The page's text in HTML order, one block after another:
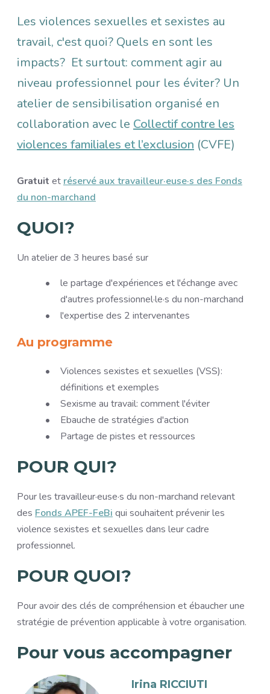
Les violences sexuelles et sexistes au
travail, c'est quoi? Quels en sont les
impacts? Et surtout: comment agir au
niveau professionnel pour les éviter? Un
atelier de sensibilisation organisé en
collaboration avec le Collectif contre les
violences familiales et l’exclusion (CVFE)
Gratuit et réservé aux travailleur·euse·s des Fonds
du non-marchand
QUOI?
Un atelier de 3 heures basé sur
le partage d'expériences et l'échange avec
d'autres professionnel·le·s du non-marchand
l'expertise des 2 intervenantes
Au programme
Violences sexistes et sexuelles (VSS):
définitions et exemples
Sexisme au travail: comment l'éviter
Ebauche de stratégies d'action
Partage de pistes et ressources
POUR QUI?
Pour les travailleur·euse·s du non-marchand relevant
des Fonds APEF-FeBi qui souhaitent prévenir les
violence sexistes et sexuelles dans leur cadre
professionnel.
POUR QUOI?
Pour avoir des clés de compréhension et ébaucher une
stratégie de prévention applicable à votre organisation.
Pour vous accompagner
Accompagnants
Image
Irina RICCIUTI